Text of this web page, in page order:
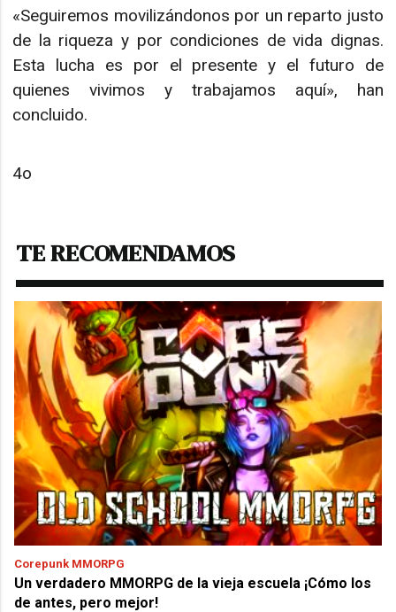
«Seguiremos movilizándonos por un reparto justo
de la riqueza y por condiciones de vida dignas.
Esta lucha es por el presente y el futuro de
quienes vivimos y trabajamos aquí», han
concluido.
4o
TE RECOMENDAMOS
Corepunk MMORPG
Un verdadero MMORPG de la vieja escuela ¡Cómo los
de antes, pero mejor!